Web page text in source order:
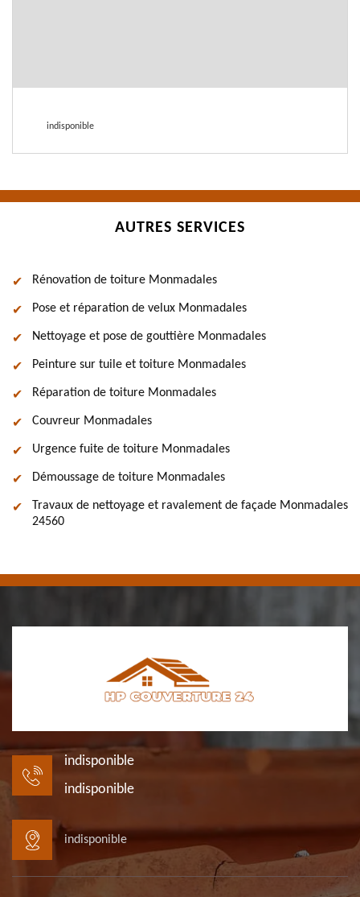
indisponible
AUTRES SERVICES
Rénovation de toiture Monmadales
Pose et réparation de velux Monmadales
Nettoyage et pose de gouttière Monmadales
Peinture sur tuile et toiture Monmadales
Réparation de toiture Monmadales
Couvreur Monmadales
Urgence fuite de toiture Monmadales
Démoussage de toiture Monmadales
Travaux de nettoyage et ravalement de façade Monmadales
24560
indisponible
indisponible
indisponible